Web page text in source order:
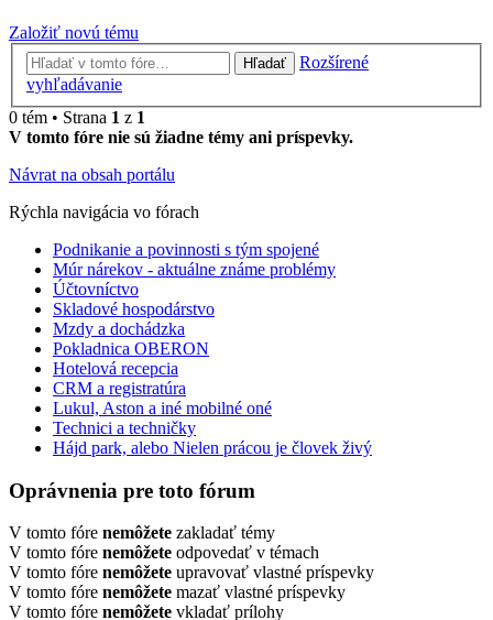
Založiť novú tému
Hľadať
Rozšírené
vyhľadávanie
0 tém • Strana 1 z 1
V tomto fóre nie sú žiadne témy ani príspevky.
Návrat na obsah portálu
Rýchla navigácia vo fórach
Podnikanie a povinnosti s tým spojené
Múr nárekov - aktuálne známe problémy
Účtovníctvo
Skladové hospodárstvo
Mzdy a dochádzka
Pokladnica OBERON
Hotelová recepcia
CRM a registratúra
Lukul, Aston a iné mobilné oné
Technici a techničky
Hájd park, alebo Nielen prácou je človek živý
Oprávnenia pre toto fórum
V tomto fóre nemôžete zakladať témy
V tomto fóre nemôžete odpovedať v témach
V tomto fóre nemôžete upravovať vlastné príspevky
V tomto fóre nemôžete mazať vlastné príspevky
V tomto fóre nemôžete vkladať prílohy